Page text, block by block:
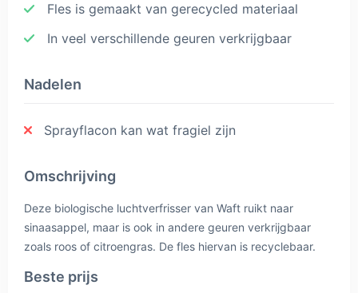
Fles is gemaakt van gerecycled materiaal
In veel verschillende geuren verkrijgbaar
Nadelen
Sprayflacon kan wat fragiel zijn
Omschrijving
Deze biologische luchtverfrisser van Waft ruikt naar
sinaasappel, maar is ook in andere geuren verkrijgbaar
zoals roos of citroengras. De fles hiervan is recyclebaar.
Beste prijs